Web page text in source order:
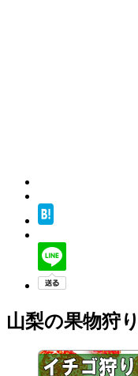
山梨の果物狩り